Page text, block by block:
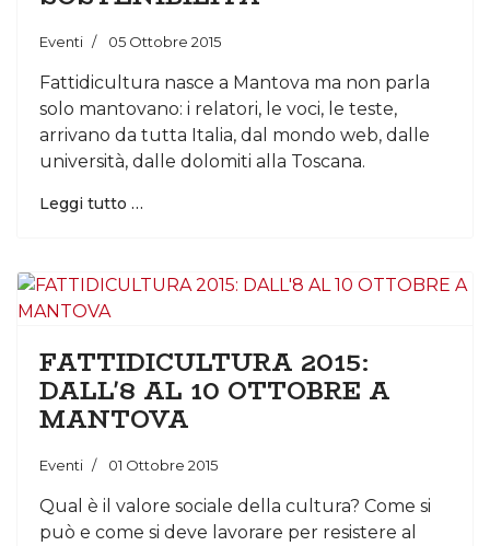
Eventi 05 Ottobre 2015
Fattidicultura nasce a Mantova ma non parla
solo mantovano: i relatori, le voci, le teste,
arrivano da tutta Italia, dal mondo web, dalle
università, dalle dolomiti alla Toscana.
Leggi tutto …
FATTIDICULTURA 2015:
DALL'8 AL 10 OTTOBRE A
MANTOVA
Eventi 01 Ottobre 2015
Qual è il valore sociale della cultura? Come si
può e come si deve lavorare per resistere al